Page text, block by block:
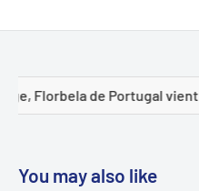
de passer une commande
You may also like